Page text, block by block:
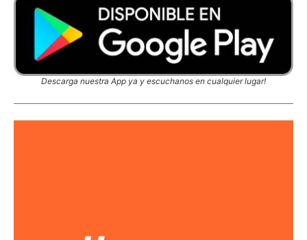
Descarga nuestra App ya y escuchanos en cualquier lugar!